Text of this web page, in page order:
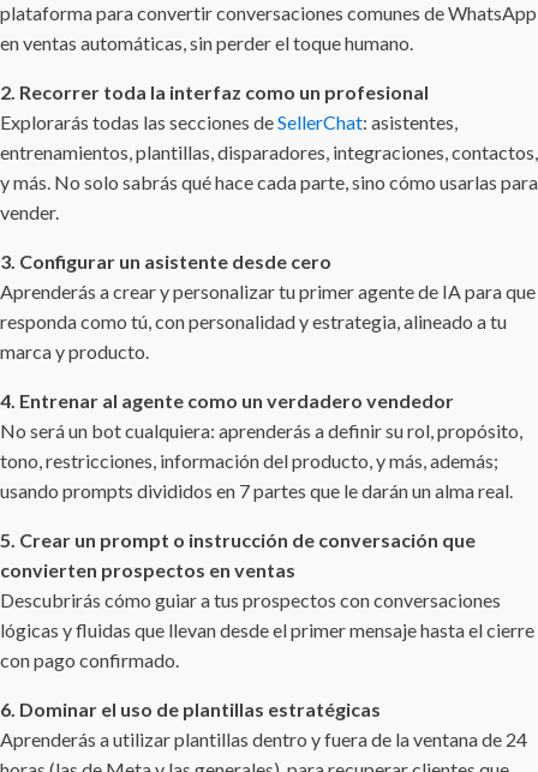
plataforma para convertir conversaciones comunes de WhatsApp
en ventas automáticas, sin perder el toque humano.
2. Recorrer toda la interfaz como un profesional
Explorarás todas las secciones deSellerChat: asistentes,
entrenamientos, plantillas, disparadores, integraciones, contactos,
y más. No solo sabrás qué hace cada parte, sino cómo usarlas para
vender.
3. Configurar un asistente desde cero
Aprenderás a crear y personalizar tu primer agente de IA para que
responda como tú, con personalidad y estrategia, alineado a tu
marca y producto.
4. Entrenar al agente como un verdadero vendedor
No será un bot cualquiera: aprenderás a definir su rol, propósito,
tono, restricciones, información del producto, y más, además;
usando prompts divididos en 7 partes que le darán un alma real.
5. Crear un prompt o instrucción de conversación que
convierten prospectos en ventas
Descubrirás cómo guiar a tus prospectos con conversaciones
lógicas y fluidas que llevan desde el primer mensaje hasta el cierre
con pago confirmado.
6. Dominar el uso de plantillas estratégicas
Aprenderás a utilizar plantillas dentro y fuera de la ventana de 24